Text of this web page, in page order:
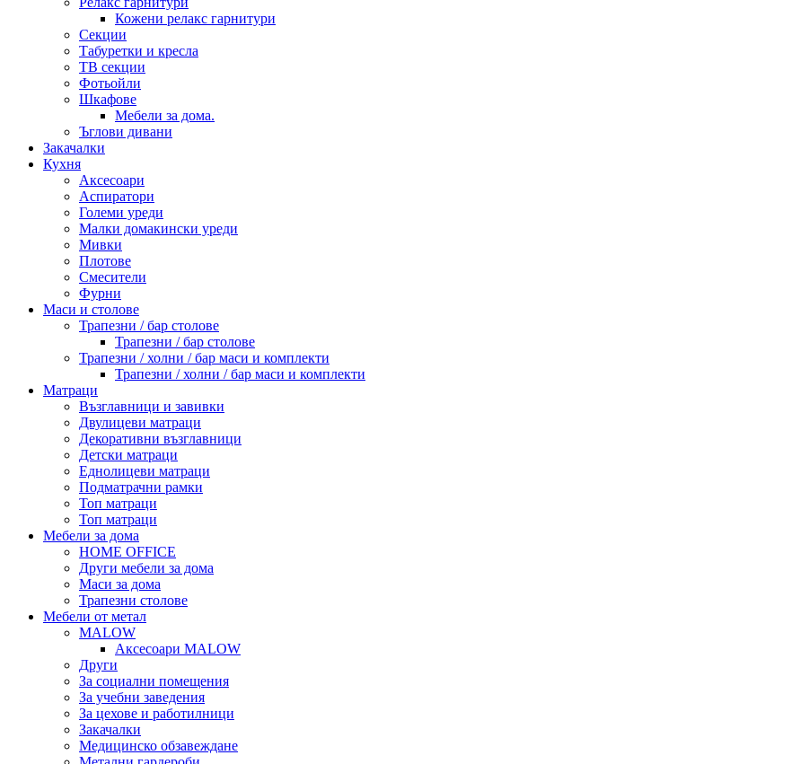
Кожени релакс гарнитури
Секции
Табуретки и кресла
ТВ секции
Фотьойли
Шкафове
Мебели за дома.
Ъглови дивани
Закачалки
Кухня
Аксесоари
Аспиратори
Големи уреди
Малки домакински уреди
Мивки
Плотове
Смесители
Фурни
Маси и столове
Трапезни / бар столове
Трапезни / бар столове
Трапезни / холни / бар маси и комплекти
Трапезни / холни / бар маси и комплекти
Матраци
Възглавници и завивки
Двулицеви матраци
Декоративни възглавници
Детски матраци
Еднолицеви матраци
Подматрачни рамки
Топ матраци
Топ матраци
Мебели за дома
HOME OFFICE
Други мебели за дома
Маси за дома
Трапезни столове
Мебели от метал
MALOW
Аксесоари MALOW
Други
За социални помещения
За учебни заведения
За цехове и работилници
Закачалки
Медицинско обзавеждане